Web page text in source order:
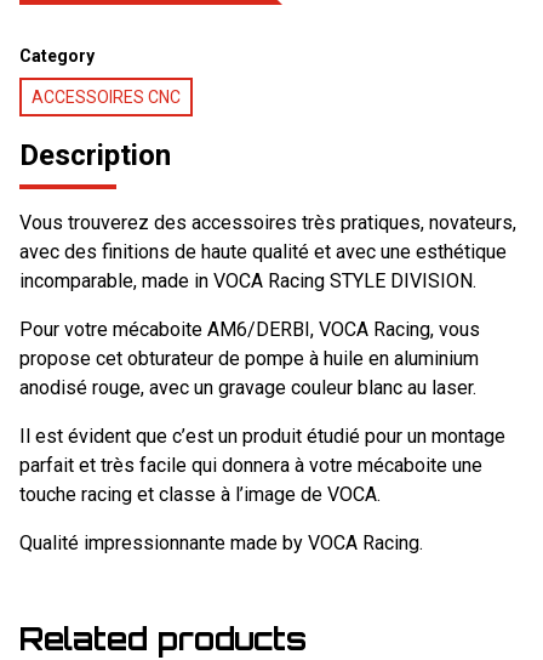
Category
ACCESSOIRES CNC
Description
Vous trouverez des accessoires très pratiques, novateurs,
avec des finitions de haute qualité et avec une esthétique
incomparable, made in VOCA Racing STYLE DIVISION.
Pour votre mécaboite AM6/DERBI, VOCA Racing, vous
propose cet obturateur de pompe à huile en aluminium
anodisé rouge, avec un gravage couleur blanc au laser.
Il est évident que c’est un produit étudié pour un montage
parfait et très facile qui donnera à votre mécaboite une
touche racing et classe à l’image de VOCA.
Qualité impressionnante made by VOCA Racing.
Related products